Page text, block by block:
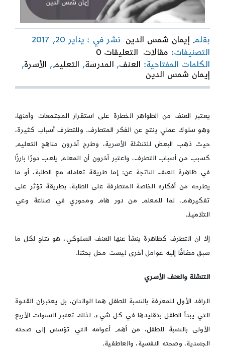
بقلم إيمان شمس الدين نشر في : يناير 20, 2017
التصنيفات: مقالات التعليقات 0
العنف
بين
والتعليم
الكلمات المفتاحية: العنف, المدرسة, التعليم, الأسرة,
إيمان شمس الدين
يعتبر العنف من الظواهر الخطرة على استقرار المجتمعات وأمنها،
وهو سلوك عملي ينتج عن الفكر المتطرف. وللتطرف أسباب كثيرة،
حيث ذهب البعض للتنشئة الأسرية، وطرح آخرون مناهج التعليم
كسبب من أسباب التطرف، واعتبر آخرون أن المعلم يلعب دورًا بارزًا
في ظاهرة العنف الناتجة عن: إما طريقة تعامله مع الطلبة، أو ما
يطرحه من أفكاره الخاصة المتطرفة على الطلبة، بطريقة تؤثر على
تفكيرهم، لما للمعلم من دور هام ومحوري في صناعة وعي
التلاميذ.
إلا ان التطرف كظاهرة ينشأ عنها العنف السلوكي، هو نتاج لكل ما
سبق مضافًا إليه عوامل أخرى ليست محل بحثنا.
التنشئة والعنف الأسري
الرافد الأول للمعرفة بالنسبة للطفل هما الوالدان، بل يعتبران القدوة
التي يبدأ الطفل بتقليدها في كل شيء. لذلك تعتبر السنوات الأربع
الأولى بالنسبة للطفل، من أهم أعوامه التي تؤسس إلى صحته
الجسدية، وصحته النفسية، والعاطفية.